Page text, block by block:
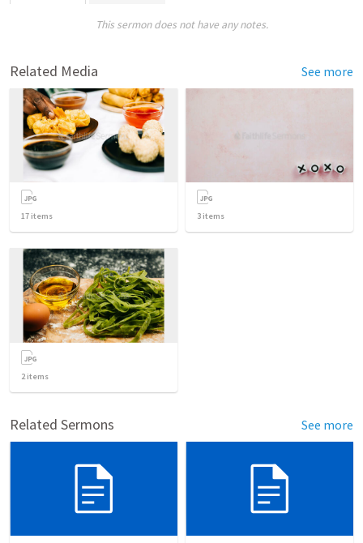
This sermon does not have any notes.
Related Media See more
17 items 3 items
2items
Related Sermons See more